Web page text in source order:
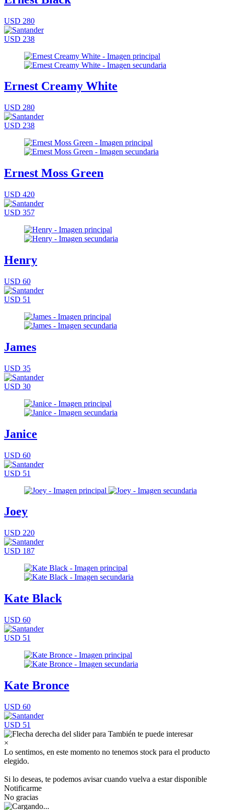
USD 280
USD 238
Ernest Creamy White
USD 280
USD 238
Ernest Moss Green
USD 420
USD 357
Henry
USD 60
USD 51
James
USD 35
USD 30
Janice
USD 60
USD 51
Joey
USD 220
USD 187
Kate Black
USD 60
USD 51
Kate Bronce
USD 60
USD 51
×
Lo sentimos, en este momento no tenemos stock para el producto
elegido.
Si lo deseas, te podemos avisar cuando vuelva a estar disponible
Notificarme
No gracias